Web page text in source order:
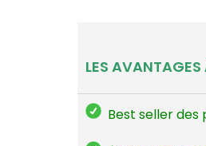
LES AVANTAGES
Best seller des